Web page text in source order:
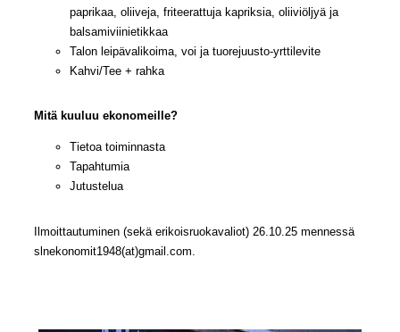
paprikaa, oliiveja, friteerattuja kapriksia, oliiviöljyä ja
balsamiviinietikkaa
Talon leipävalikoima, voi ja tuorejuusto-yrttilevite
Kahvi/Tee + rahka
Mitä kuuluu ekonomeille?
Tietoa toiminnasta
Tapahtumia
Jutustelua
Ilmoittautuminen (sekä erikoisruokavaliot) 26.10.25 mennessä
slnekonomit1948(at)gmail.com.